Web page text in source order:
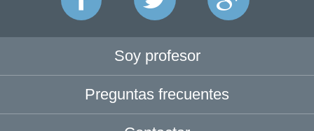
Soy profesor
Preguntas frecuentes